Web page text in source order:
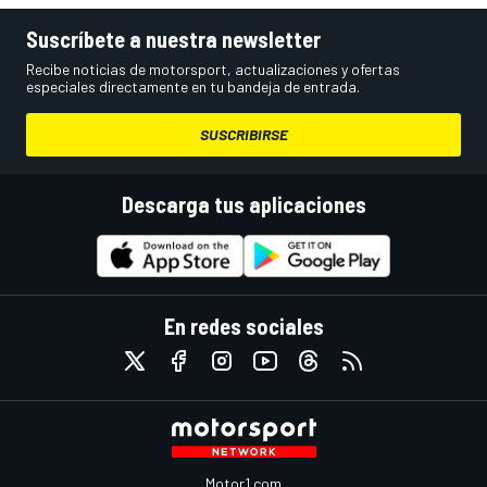
Suscríbete a nuestra newsletter
Recibe noticias de motorsport, actualizaciones y ofertas
especiales directamente en tu bandeja de entrada.
SUSCRIBIRSE
Descarga tus aplicaciones
En redes sociales